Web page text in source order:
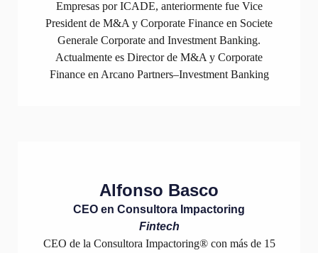
Empresas por ICADE, anteriormente fue Vice
President de M&A y Corporate Finance en Societe
Generale Corporate and Investment Banking.
Actualmente es Director de M&A y Corporate
Finance en Arcano Partners–Investment Banking
Alfonso Basco
CEO en Consultora Impactoring
Fintech
CEO de la Consultora Impactoring® con más de 15